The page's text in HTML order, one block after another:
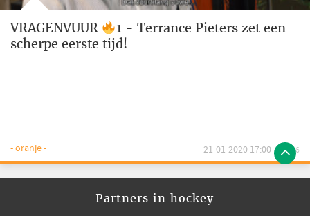
VRAGENVUUR
1 - Terrance Pieters zet een
scherpe eerste tijd!
- oranje - 21-01-2020 17:00 6
Partners in hockey